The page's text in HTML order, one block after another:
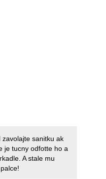
sanitku ak
je tucny odfotte ho a
A stale mu